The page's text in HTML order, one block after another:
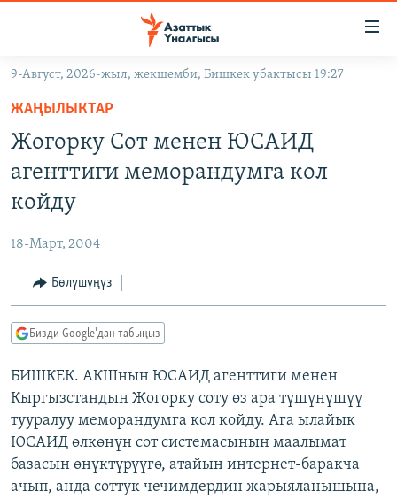
Навигацияга
өтүңүз
Издөөгө
салыңызКЫРГЫЗСТАН
САЯСАТ
МАДАНИЯТ
ДҮЙНӨ
УКРАИНА
ТВ ПРОГРАММАЛАР
БҮГҮН АЗАТТЫКТА
ДАНИСТЕ
АЗАТТЫК+
ЫҢГАЙСЫЗ СУРООЛОР
ПОДКАСТ
ОНЛАЙН ШЕРИНЕ
9-Август, 2026-жыл, жекшемби, Бишкек убактысы 19:27
ЖАҢЫЛЫКТАР
Жогорку Сот менен ЮСАИД
агенттиги меморандумга кол
койду
18-Март, 2004
Бөлүшүңүз
Бизди Google'дан табыңыз
БИШКЕК. АКШнын ЮСАИД агенттиги менен
Кыргызстандын Жогорку соту өз ара түшүнүшүү
тууралуу меморандумга кол койду. Ага ылайык
ЮСАИД өлкөнүн сот системасынын маалымат
базасын өнүктүрүүгө, атайын интернет-баракча
ачып, анда соттук чечимдердин жарыяланышына,